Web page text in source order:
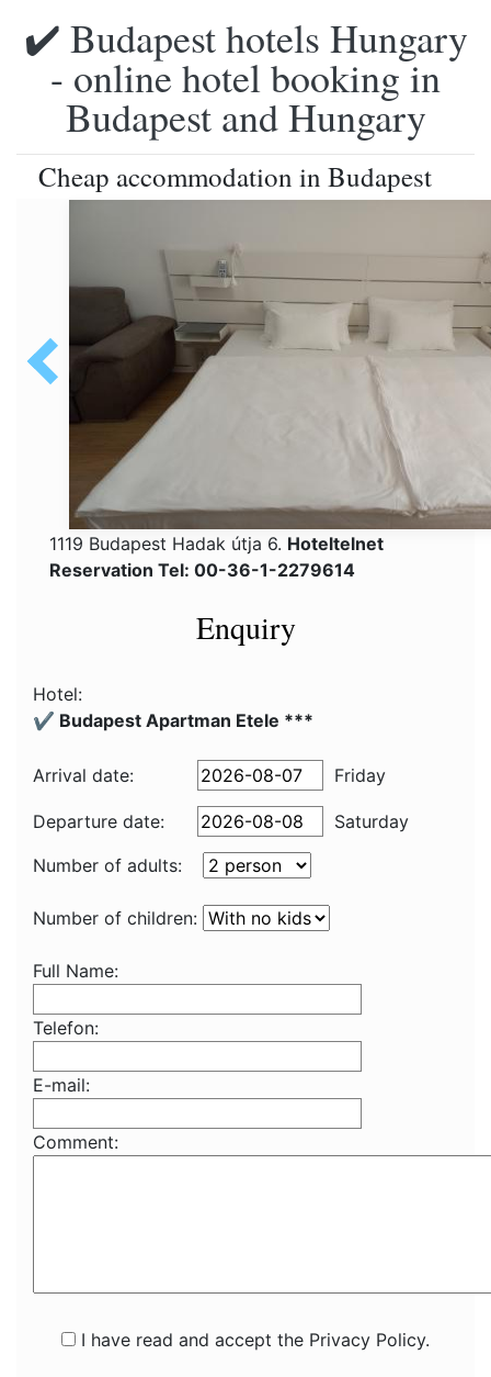
✔️ Budapest hotels Hungary
- online hotel booking in
Budapest and Hungary
Cheap accommodation in Budapest
1119 Budapest Hadak útja 6. Hoteltelnet
Reservation Tel: 00-36-1-2279614
Enquiry
Hotel:
✔️ Budapest Apartman Etele ***
Arrival date: Friday
Departure date:
Saturday
Number of adults:
Number of children:
Full Name:
Telefon:
E-mail:
Comment:
I have read and accept the Privacy Policy.